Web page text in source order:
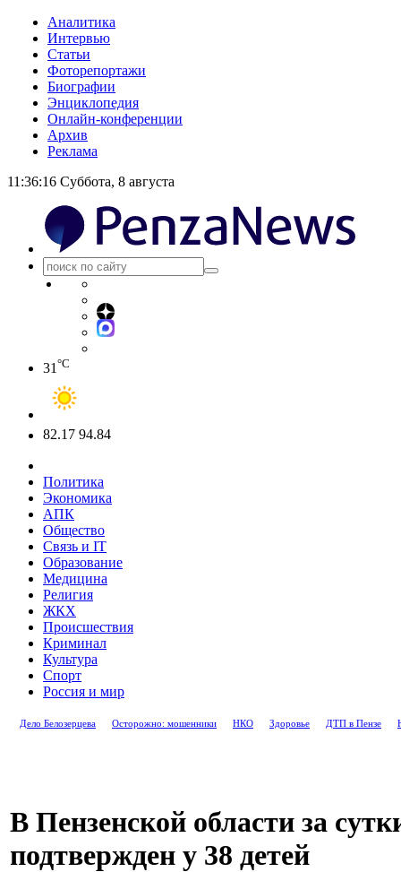
Аналитика
Интервью
Статьи
Фоторепортажи
Биографии
Энциклопедия
Онлайн-конференции
Архив
Реклама
11:36:16 Суббота, 8 августа
31 °C
82.17 94.84
Политика
Экономика
АПК
Общество
Связь и IT
Образование
Медицина
Религия
ЖКХ
Происшествия
Криминал
Культура
Спорт
Россия и мир
Дело Белозерцева Осторожно: мошенники НКО Здоровье ДТП в Пензе
В Пензенской области за
подтвержден у 38 детей